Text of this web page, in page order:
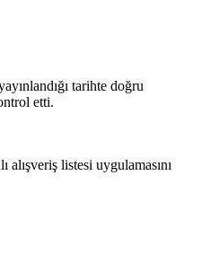
tarihte doğru
etti.
listesi uygulamasını